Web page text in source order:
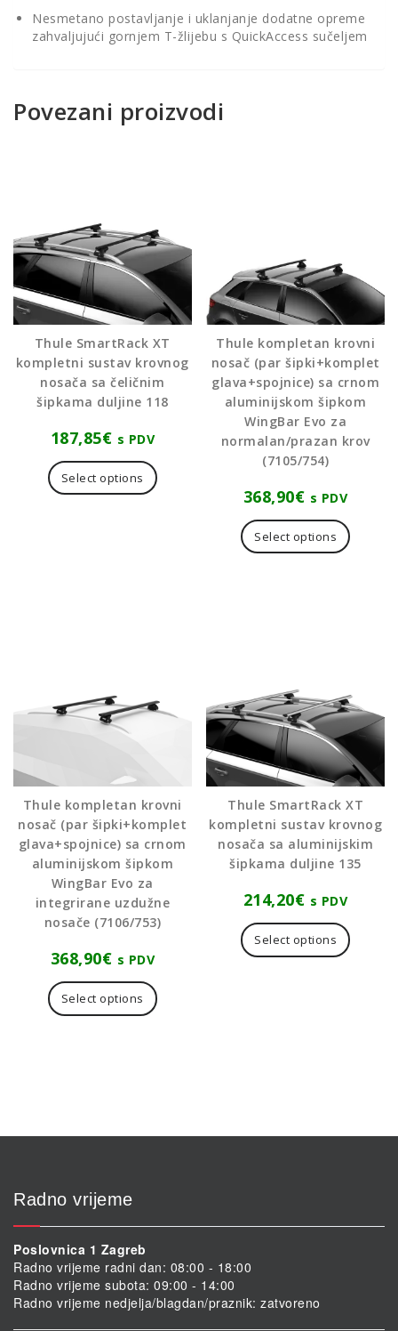
Nesmetano postavljanje i uklanjanje dodatne opreme
zahvaljujući gornjem T-žlijebu s QuickAccess sučeljem
Povezani proizvodi
Thule SmartRack XT
kompletni sustav krovnog
nosača sa čeličnim
šipkama duljine 118
187,85€ s PDV
Select options
Thule kompletan krovni
nosač (par šipki+komplet
glava+spojnice) sa crnom
aluminijskom šipkom
WingBar Evo za
normalan/prazan krov
(7105/754)
368,90€ s PDV
Select options
Thule kompletan krovni
nosač (par šipki+komplet
glava+spojnice) sa crnom
aluminijskom šipkom
WingBar Evo za
integrirane uzdužne
nosače (7106/753)
368,90€ s PDV
Select options
Thule SmartRack XT
kompletni sustav krovnog
nosača sa aluminijskim
šipkama duljine 135
214,20€ s PDV
Select options
Radno vrijeme
Poslovnica 1 Zagreb
Radno vrijeme radni dan: 08:00 - 18:00
Radno vrijeme subota: 09:00 - 14:00
Radno vrijeme nedjelja/blagdan/praznik: zatvoreno